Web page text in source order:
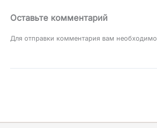
Оставьте комментарий
Для отправки комментария вам необходимо